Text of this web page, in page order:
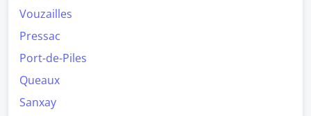
Vouzailles
Pressac
Port-de-Piles
Queaux
Sanxay